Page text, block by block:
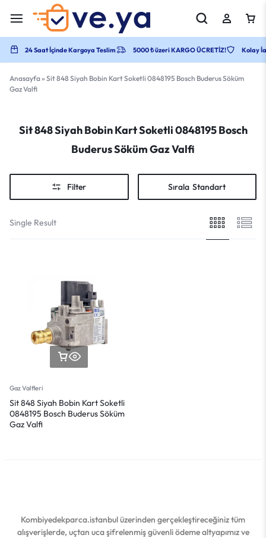
24 Saat İçinde Kargoya Teslim 5000 ₺ üzeri KARGO ÜCRETİZ! Kolay
Anasayfa» Sit 848 Siyah Bobin Kart Soketli 0848195 Bosch Buderus Söküm
Gaz Valfi
Sit 848 Siyah Bobin Kart Soketli 0848195 Bosch
Buderus Söküm Gaz Valfi
Filter Sırala Standart
Single Result
Gaz Valfleri
Sit 848 Siyah Bobin Kart Soketli
0848195 Bosch Buderus Söküm
Gaz Valfi
Kombiyedekparca.istanbul üzerinden gerçekleştireceğiniz tüm
alışverişlerde, uçtan uca şifrelenmiş güvenli ödeme altyapımız ve